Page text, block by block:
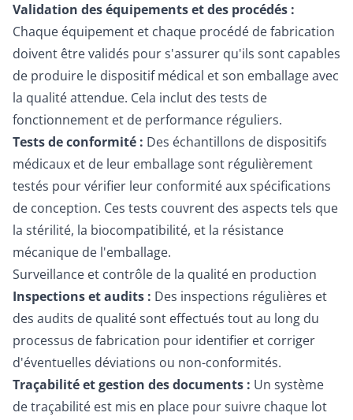
Validation des équipements et des procédés :
Chaque équipement et chaque procédé de fabrication
doivent être validés pour s'assurer qu'ils sont capables
de produire le dispositif médical et son emballage avec
la qualité attendue. Cela inclut des tests de
fonctionnement et de performance réguliers.
Tests de conformité : Des échantillons de dispositifs
médicaux et de leur emballage sont régulièrement
testés pour vérifier leur conformité aux spécifications
de conception. Ces tests couvrent des aspects tels que
la stérilité, la biocompatibilité, et la résistance
mécanique de l'emballage.
Surveillance et contrôle de la qualité en production
Inspections et audits : Des inspections régulières et
des audits de qualité sont effectués tout au long du
processus de fabrication pour identifier et corriger
d'éventuelles déviations ou non-conformités.
Traçabilité et gestion des documents : Un système
de traçabilité est mis en place pour suivre chaque lot